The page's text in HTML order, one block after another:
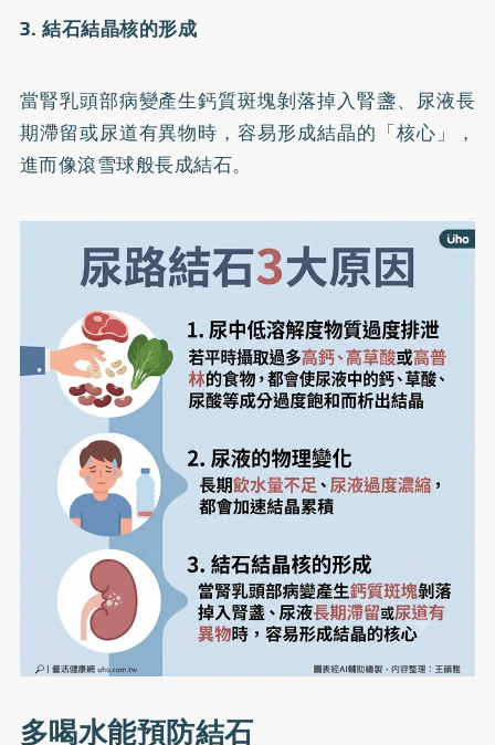
3. 結石結晶核的形成
當腎乳頭部病變產生鈣質斑塊剝落掉入腎盞、尿液長
期滯留或尿道有異物時，容易形成結晶的「核心」，
進而像滾雪球般長成結石。
多喝水能預防結石